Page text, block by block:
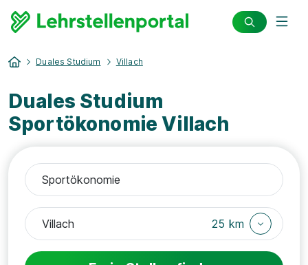
Duales Studium Villach
Duales Studium
Sportökonomie Villach
25 km